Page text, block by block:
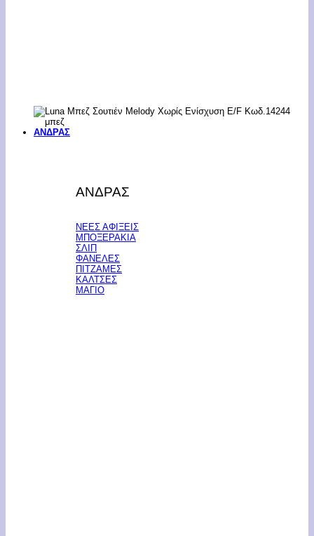
ΑΝΔΡΑΣ
ΑΝΔΡΑΣ
ΝΕΕΣ ΑΦΙΞΕΙΣ
ΜΠΟΞΕΡΑΚΙΑ
ΣΛΙΠ
ΦΑΝΕΛΕΣ
ΠΙΤΖΑΜΕΣ
ΚΑΛΤΣΕΣ
ΜΑΓΙΟ